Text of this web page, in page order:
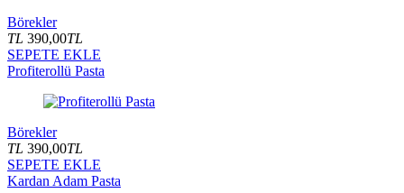
Börekler
TL 390,00TL
SEPETE EKLE
Profiterollü Pasta
Börekler
TL 390,00TL
SEPETE EKLE
Kardan Adam Pasta